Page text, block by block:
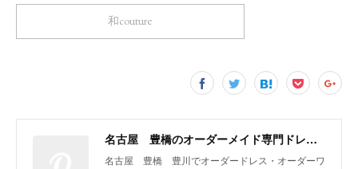
和couture
名古屋 豊橋のオーダーメイド専門ドレスデザイナー KUMI OHARA
名古屋 豊橋 豊川でオーダードレス・オーダーワ